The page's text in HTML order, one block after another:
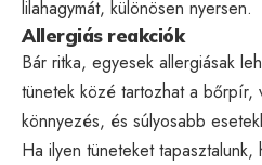
lilahagymát, különösen nyersen.
Allergiás reakciók
Bár ritka, egyesek allergiásak
tünetek közé tartozhat a bőrpír,
könnyezés, és súlyosabb
Ha ilyen tüneteket tapasztalunk,